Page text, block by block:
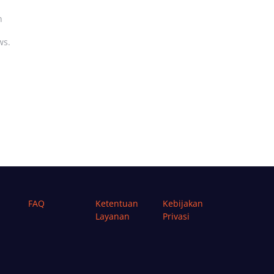
FAQ
Ketentuan
Layanan
Kebijakan
Privasi